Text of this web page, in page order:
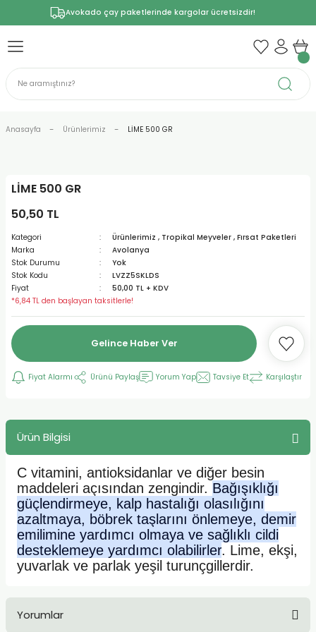
Avokado çay paketlerinde kargolar ücretsizdir!
Anasayfa Ürünlerimiz LİME 500 GR
LİME 500 GR
50,50 TL
Kategori Ürünlerimiz , Tropikal Meyveler , Fırsat Paketleri
Marka
Avolanya
Stok Durumu
Yok
Stok Kodu
LVZZ5SKLDS
Fiyat
50,00 TL + KDV
*6,84 TL den başlayan taksitlerle!
Gelince Haber Ver
Fiyat Alarmı Ürünü Paylaş Yorum Yap Tavsiye Et Karşılaştır
Ürün Bilgisi
C vitamini, antioksidanlar ve diğer besin
maddeleri açısından zengindir. Bağışıklığı
güçlendirmeye, kalp hastalığı olasılığını
azaltmaya, böbrek taşlarını önlemeye, demir
emilimine yardımcı olmaya ve sağlıklı cildi
desteklemeye yardımcı olabilirler. Lime, ekşi,
yuvarlak ve parlak yeşil turunçgillerdir.
Yorumlar